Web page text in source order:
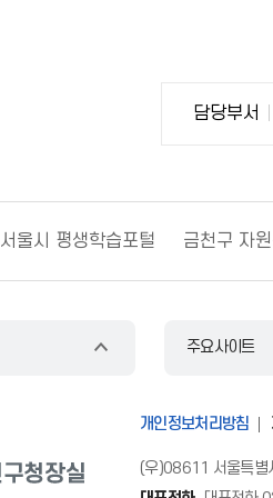
보
담당부서
서울시 평생학습포털 금천구 자
주요사이트
개인정보처리방침
(우)08611 서울특별